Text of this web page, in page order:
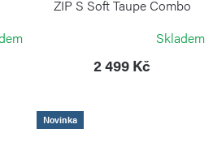
ZIP S Soft Taupe Combo
Skladem
2 499 Kč
Novinka